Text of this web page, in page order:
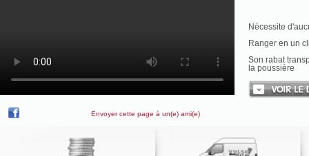
Envoyer cette page à un(e) ami(e)
Nécessite
Ranger en un
Son rabat
la poussière